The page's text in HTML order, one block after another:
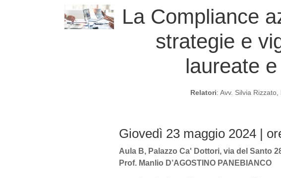
La Compliance
strategie e
laureate
Relatori: Avv. Silvia
Giovedì 23 maggio 2024 |
Aula B, Palazzo Ca' Dottori, via del Santo
Prof. Manlio D’AGOSTINO PANEBIANCO